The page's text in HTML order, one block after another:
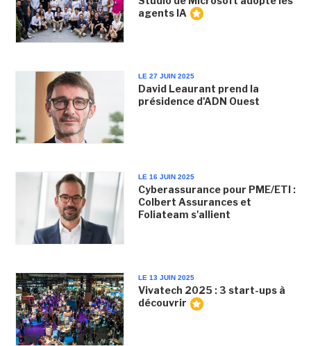
agents IA
LE 27 JUIN 2025
David Leaurant prend la
présidence d'ADN Ouest
LE 16 JUIN 2025
Cyberassurance pour PME/ETI :
Colbert Assurances et
Foliateam s'allient
LE 13 JUIN 2025
Vivatech 2025 : 3 start-ups à
découvrir